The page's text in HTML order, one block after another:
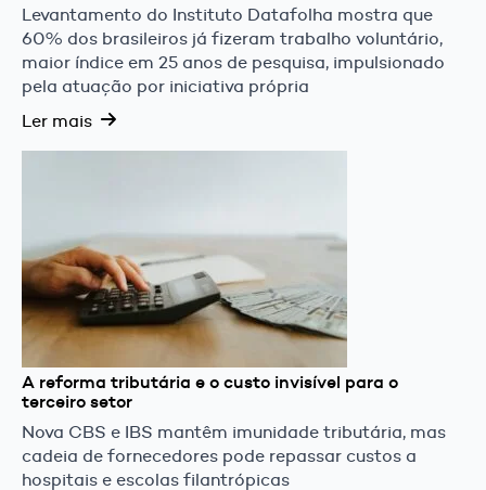
Levantamento do Instituto Datafolha mostra que
60% dos brasileiros já fizeram trabalho voluntário,
maior índice em 25 anos de pesquisa, impulsionado
pela atuação por iniciativa própria
Ler mais
A reforma tributária e o custo invisível para o
terceiro setor
Nova CBS e IBS mantêm imunidade tributária, mas
cadeia de fornecedores pode repassar custos a
hospitais e escolas filantrópicas